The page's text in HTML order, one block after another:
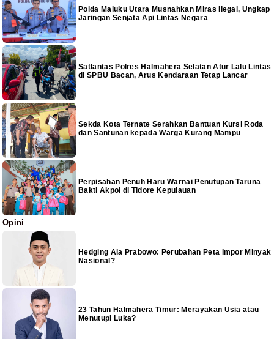
Polda Maluku Utara Musnahkan Miras Ilegal, Ungkap
Jaringan Senjata Api Lintas Negara
Satlantas Polres Halmahera Selatan Atur Lalu Lintas
di SPBU Bacan, Arus Kendaraan Tetap Lancar
Sekda Kota Ternate Serahkan Bantuan Kursi Roda
dan Santunan kepada Warga Kurang Mampu
Perpisahan Penuh Haru Warnai Penutupan Taruna
Bakti Akpol di Tidore Kepulauan
Opini
Hedging Ala Prabowo: Perubahan Peta Impor Minyak
Nasional?
23 Tahun Halmahera Timur: Merayakan Usia atau
Menutupi Luka?